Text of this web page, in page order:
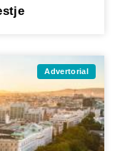
Advertorial